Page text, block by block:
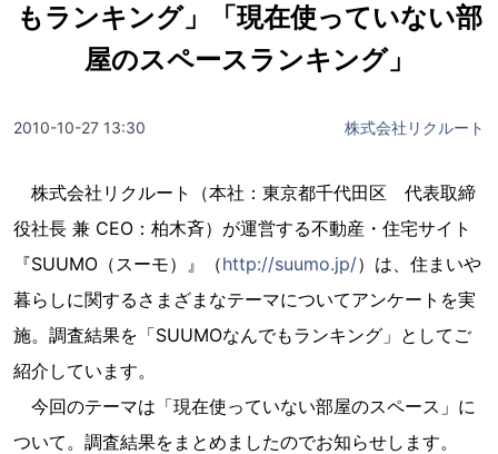
もランキング」「現在使っていない部
屋のスペースランキング」
2010-10-27 13:30 株式会社リクルート
株式会社リクルート（本社：東京都千代田区 代表取締
役社長 兼 CEO：柏木斉）が運営する不動産・住宅サイト
『SUUMO（スーモ）』（http://suumo.jp/）は、住まいや
暮らしに関するさまざまなテーマについてアンケートを実
施。調査結果を「SUUMOなんでもランキング」としてご
紹介しています。
今回のテーマは「現在使っていない部屋のスペース」に
ついて。調査結果をまとめましたのでお知らせします。